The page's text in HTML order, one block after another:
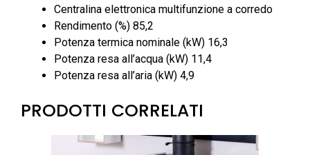
Centralina elettronica multifunzione a corredo
Rendimento (%) 85,2
Potenza termica nominale (kW) 16,3
Potenza resa all’acqua (kW) 11,4
Potenza resa all’aria (kW) 4,9
PRODOTTI CORRELATI